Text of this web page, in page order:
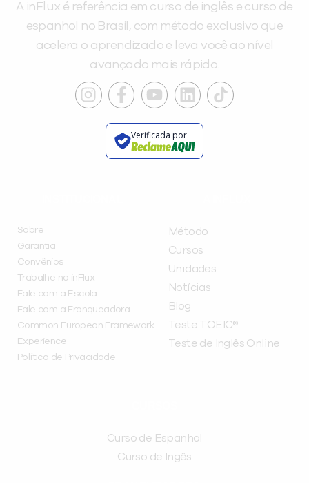
A inFlux é referência em curso de inglês e curso de
espanhol no Brasil, com método exclusivo que
acelera o aprendizado e leva você ao nível
avançado mais rápido.
Verificada por
Sobre
Garantia
Convênios
Trabalhe na inFlux
Fale com a Escola
Fale com a Franqueadora
Common European Framework
Experience
Política de Privacidade
Método
Cursos
Unidades
Notícias
Blog
Teste TOEIC®
Teste de Inglês Online
Curso de Espanhol
Curso de Ingês